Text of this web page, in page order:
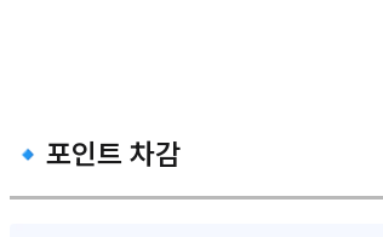
🔹포인트 차감